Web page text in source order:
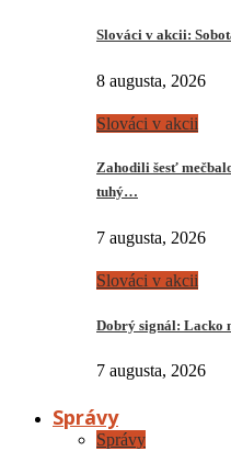
Slováci v akcii:
8 augusta, 2026
Slováci v akcii
Zahodili šesť
tuhý…
7 augusta, 2026
Slováci v akcii
Dobrý signál: Lacko
7 augusta, 2026
Správy
Správy